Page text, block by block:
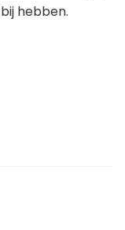
hebben.